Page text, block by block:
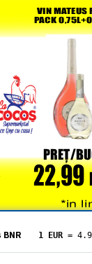
BNR 1 EUR =
=